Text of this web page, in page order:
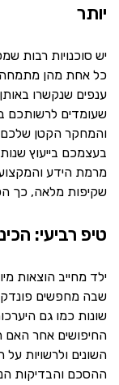
יותר
יש סוכנויות רבות
כל אחת מהן מתמחה
ענפים שנקשרו
שעומדים לרשותכם
והמחקר הקטן שלכם
בעצמכם בייעוץ
מרמת הידע
שקיפות מלאה, כך
טיפ רביעי:
ילד מחייב הוצאות
שבה מחפשים
שונות כמו גם
החיפושים אחר האם
השונים ולרשויות
ההסכם והבדיקות